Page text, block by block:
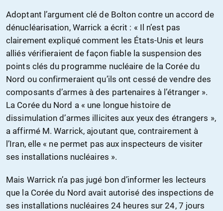
Adoptant l’argument clé de Bolton contre un accord de
dénucléarisation, Warrick a écrit : « Il n’est pas
clairement expliqué comment les États-Unis et leurs
alliés vérifieraient de façon fiable la suspension des
points clés du programme nucléaire de la Corée du
Nord ou confirmeraient qu’ils ont cessé de vendre des
composants d’armes à des partenaires à l’étranger ».
La Corée du Nord a « une longue histoire de
dissimulation d’armes illicites aux yeux des étrangers »,
a affirmé M. Warrick, ajoutant que, contrairement à
l’Iran, elle « ne permet pas aux inspecteurs de visiter
ses installations nucléaires ».
Mais Warrick n’a pas jugé bon d’informer les lecteurs
que la Corée du Nord avait autorisé des inspections de
ses installations nucléaires 24 heures sur 24, 7 jours